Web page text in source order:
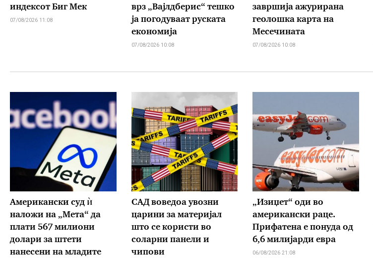
индексот Биг Мек
07/08/2026 11:08
врз „Вајлдберис“ тешко
ја погодуваат руската
економија
07/08/2026 10:08
завршија ажурирана
геолошка карта на
Месечината
07/08/2026 10:08
Американски суд ѝ
наложи на „Мета“ да
плати 567 милиони
долари за штети
нанесени на младите
САД воведоа увозни
царини за материјал
што се користи во
соларни панели и
чипови
„Изиџет“ оди во
американски раце.
Прифатена е понуда од
6,6 милијарди евра
06/08/2026 21:08